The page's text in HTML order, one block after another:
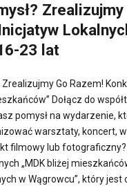
23 lat
Zrealizujmy Go Razem!
Dołącz do
pomysł na wydarzenie,
warsztaty, koncert,
filmowy lub fotograficzny?
„MDK bliżej
w Wągrowcu”, który jest